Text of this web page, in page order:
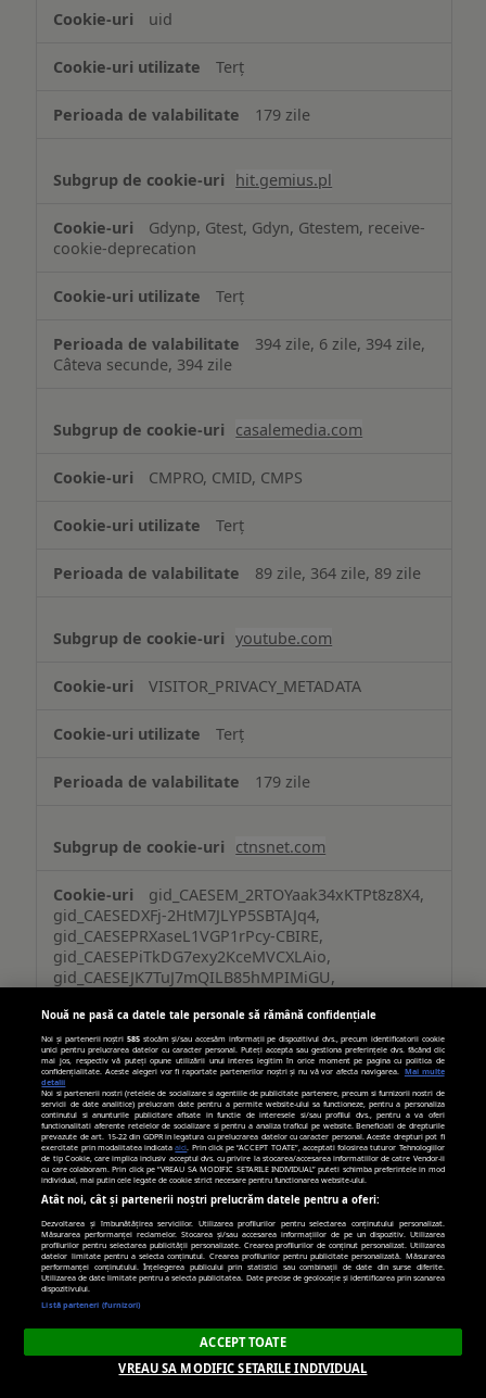
uid
Terț
179 zile
hit.gemius.pl
Gdynp, Gtest, Gdyn, Gtestem, receive-
cookie-deprecation
Terț
394 zile, 6 zile, 394 zile,
Câteva secunde, 394 zile
casalemedia.com
CMPRO, CMID, CMPS
Terț
89 zile, 364 zile, 89 zile
youtube.com
VISITOR_PRIVACY_METADATA
Terț
179 zile
ctnsnet.com
gid_CAESEM_2RTOYaak34xKTPt8z8X4,
gid_CAESEDXFj-2HtM7JLYP5SBTAJq4,
gid_CAESEPRXaseL1VGP1rPcy-CBIRE,
gid_CAESEPiTkDG7exy2KceMVCXLAio,
gid_CAESEJK7TuJ7mQILB85hMPIMiGU,
Terț
364 zile, 364 zile, 364
zile, 364 zile, 364 zile, 364 zile
www.youtube.com
TESTCOOKIESENABLED
Terț
Nouă ne pasă ca datele tale personale să rămână confidențiale
Noi și partenerii noștri585 stocăm și/sau accesăm informații pe dispozitivul dvs., precum identificatorii cookie
unici pentru prelucrarea datelor cu caracter personal. Puteți accepta sau gestiona preferințele dvs. făcând clic
mai jos, respectiv vă puteți opune utilizării unui interes legitim în orice moment pe pagina cu politica de
confidențialitate. Aceste alegeri vor fi raportate partenerilor noștri și nu vă vor afecta navigarea.
Mai multe
detalii
Noi si partenerii nostri (retelele de socializare si agentiile de publicitate partenere, precum si furnizorii nostri de
servicii de date analitice) prelucram date pentru a permite website-ului sa functioneze, pentru a personaliza
continutul si anunturile publicitare afisate in functie de interesele si/sau profilul dvs., pentru a va oferi
functionalitati aferente retelelor de socializare si pentru a analiza traficul pe website. Beneficiati de drepturile
prevazute de art. 15-22 din GDPR in legatura cu prelucrarea datelor cu caracter personal. Aceste drepturi pot fi
exercitate prin modalitatea indicataaici . Prin click pe “ACCEPT TOATE”, acceptati folosirea tuturor Tehnologiilor
de tip Cookie, care implica inclusiv acceptul dvs. cu privire la stocarea/accesarea informatiilor de catre Vendor-ii
cu care colaboram. Prin click pe “VREAU SA MODIFIC SETARILE INDIVIDUAL” puteti schimba preferintele in mod
individual, mai putin cele legate de cookie strict necesare pentru functionarea website-ului.
Atât noi, cât și partenerii noștri prelucrăm datele pentru a oferi:
Dezvoltarea și îmbunătățirea serviciilor. Utilizarea profilurilor pentru selectarea conținutului personalizat.
Măsurarea performanței reclamelor. Stocarea și/sau accesarea informațiilor de pe un dispozitiv. Utilizarea
profilurilor pentru selectarea publicității personalizate. Crearea profilurilor de conținut personalizat. Utilizarea
datelor limitate pentru a selecta conținutul. Crearea profilurilor pentru publicitate personalizată. Măsurarea
performanței conținutului. Înțelegerea publicului prin statistici sau combinații de date din surse diferite.
Utilizarea de date limitate pentru a selecta publicitatea. Date precise de geolocație și identificarea prin scanarea
dispozitivului.
Listă parteneri (furnizori)
ACCEPT TOATE
VREAU SA MODIFIC SETARILE INDIVIDUAL